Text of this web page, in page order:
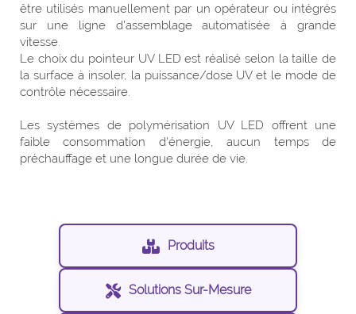
être utilisés manuellement par un opérateur ou intégrés
sur une ligne d'assemblage automatisée à grande
vitesse.
Le choix du pointeur UV LED est réalisé selon la taille de
la surface à insoler, la puissance/dose UV et le mode de
contrôle nécessaire.
Les systèmes de polymérisation UV LED offrent une
faible consommation d'énergie, aucun temps de
préchauffage et une longue durée de vie.
Produits
Solutions Sur-Mesure